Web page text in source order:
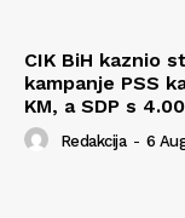
CIK BiH kaznio
kampanje PSS
KM, a SDP s
Redakcija - 6